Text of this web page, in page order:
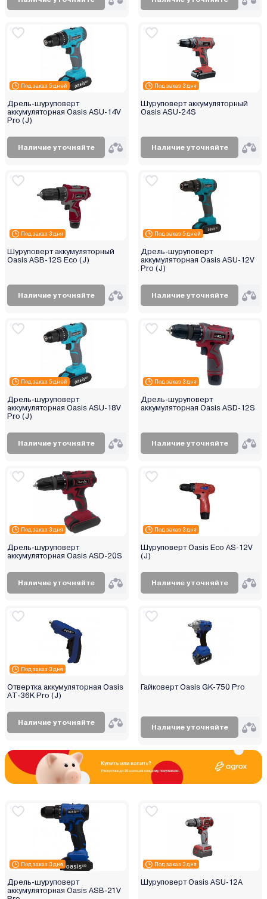
Под заказ 5 дней
Дрель-шуруповерт
аккумуляторная Oasis ASU-14V
Pro (J)
Наличие уточняйте
Под заказ 3 дня
Шуруповерт аккумуляторный
Oasis ASU-24S
Наличие уточняйте
Под заказ 3 дня
Шуруповерт аккумуляторный
Oasis ASB-12S Eco (J)
Наличие уточняйте
Под заказ 5 дней
Дрель-шуруповерт
аккумуляторная Oasis ASU-12V
Pro (J)
Наличие уточняйте
Под заказ 5 дней
Дрель-шуруповерт
аккумуляторная Oasis ASU-18V
Pro (J)
Наличие уточняйте
Под заказ 3 дня
Дрель-шуруповерт
аккумуляторная Oasis ASD-12S
Наличие уточняйте
Под заказ 3 дня
Дрель-шуруповерт
аккумуляторная Oasis ASD-20S
Наличие уточняйте
Под заказ 3 дня
Шуруповерт Oasis Eco AS-12V
(J)
Наличие уточняйте
Под заказ 3 дня
Отвертка аккумуляторная Oasis
АT-36K Pro (J)
Наличие уточняйте
Гайковерт Oasis GK-750 Pro
Наличие уточняйте
Под заказ 3 дня
Дрель-шуруповерт
аккумуляторная Oasis ASB-21V
Под заказ 3 дня
Шуруповерт Oasis ASU-12A